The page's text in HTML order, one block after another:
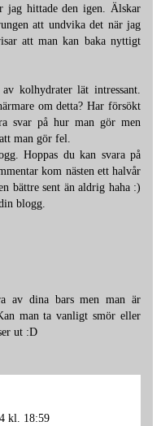
jag hittade den igen. Älskar
att undvika det när jag
att man kan baka nyttigt
kolhydrater lät intressant.
om detta? Har försökt
svar på hur man gör men
man gör fel.
Hoppas du kan svara på
kom nästen ett halvår
bättre sent än aldrig haha :)
blogg.
av dina bars men man är
man ta vanligt smör eller
ut :D
kl. 18:59